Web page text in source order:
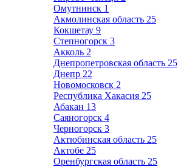
Омутнинск 1
Акмолинская область 25
Кокшетау 9
Степногорск 3
Акколь 2
Днепропетровская область 25
Днепр 22
Новомосковск 2
Республика Хакасия 25
Абакан 13
Саяногорск 4
Черногорск 3
Актюбинская область 25
Актобе 25
Оренбургская область 25